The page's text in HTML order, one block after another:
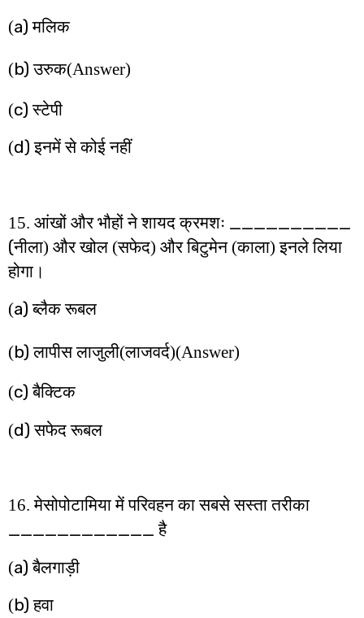
(a)मलिक
(b)उरुक(Answer)
(c)स्टेपी
(d)इनमें से कोई नहीं
15. आंखों और भौहों ने शायद क्रमशः
(नीला) और खोल (सफेद) और बिटुमेन (काला) इनले लिया
होगा।
(a)ब्लैक रूबल
(b)लापीस लाजुली(लाजवर्द)(Answer)
(c)बैक्टिक
(d)सफेद रूबल
16. मेसोपोटामिया में परिवहन का सबसे सस्ता तरीका
____________है
(a)बैलगाड़ी
(b)हवा